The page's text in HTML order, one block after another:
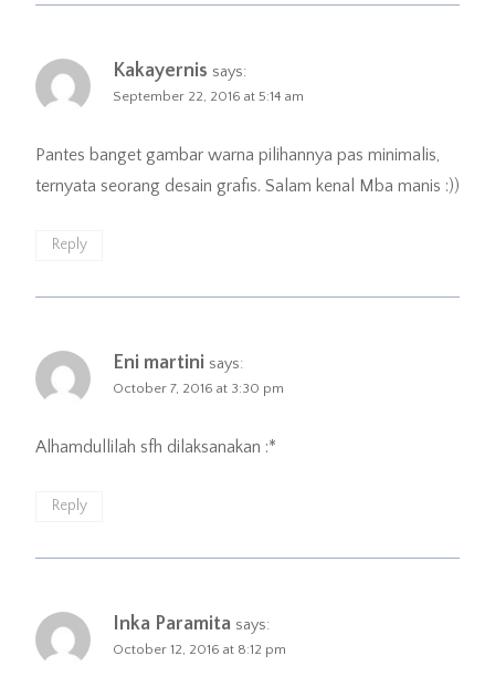
Kakayernis says:
September 22, 2016 at 5:14 am
Pantes banget gambar warna pilihannya pas minimalis,
ternyata seorang desain grafis. Salam kenal Mba manis :))
Reply
Eni martini says:
October 7, 2016 at 3:30 pm
Alhamdullilah sfh dilaksanakan :*
Reply
Inka Paramita says:
October 12, 2016 at 8:12 pm